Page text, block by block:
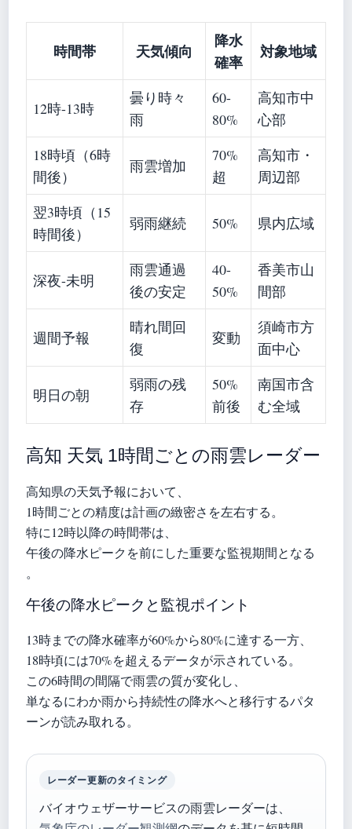
時間帯 天気傾向
降水
確率
対象地域
12時-13時
曇り時々
雨
60-
80%
高知市中
心部
18時頃（6時
間後）
雨雲増加
70%
超
高知市・
周辺部
翌3時頃（15
時間後）
弱雨継続 50% 県内広域
深夜-未明
雨雲通過
後の安定
40-
50%
香美市山
間部
週間予報
晴れ間回
復
変動
須崎市方
面中心
明日の朝
弱雨の残
存
50%
前後
南国市含
む全域
高知 天気 1時間ごとの雨雲レーダー
高知県の天気予報において、
1時間ごとの精度は計画の緻密さを左右する。
特に12時以降の時間帯は、
午後の降水ピークを前にした重要な監視期間となる
。
午後の降水ピークと監視ポイント
13時までの降水確率が60%から80%に達する一方、
18時頃には70%を超えるデータが示されている。
この6時間の間隔で雨雲の質が変化し、
単なるにわか雨から持続性の降水へと移行するパタ
ーンが読み取れる。
レーダー更新のタイミング
バイオウェザーサービスの雨雲レーダーは、